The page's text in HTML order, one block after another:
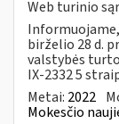
Web turinio
birželio 28 d.
valstybės
IX-2332 5
Metai: 2022
Mokesčio